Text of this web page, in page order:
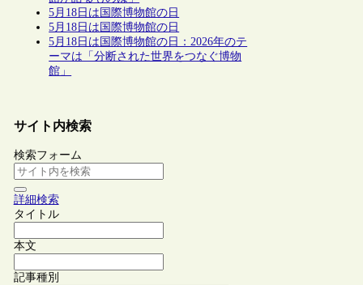
5月18日は国際博物館の日
5月18日は国際博物館の日
5月18日は国際博物館の日：2026年のテ
ーマは「分断された世界をつなぐ博物
館」
サイト内検索
検索フォーム
詳細検索
タイトル
本文
記事種別